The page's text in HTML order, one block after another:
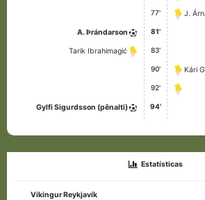
77' J.
A. Þrándarson 81'
Tarik Ibrahimagić 83'
90' Kári
92'
Gylfi Sigurdsson (pênalti) 94'
Estatísticas
Víkingur Reykjavík